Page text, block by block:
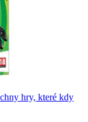
hry, které kdy